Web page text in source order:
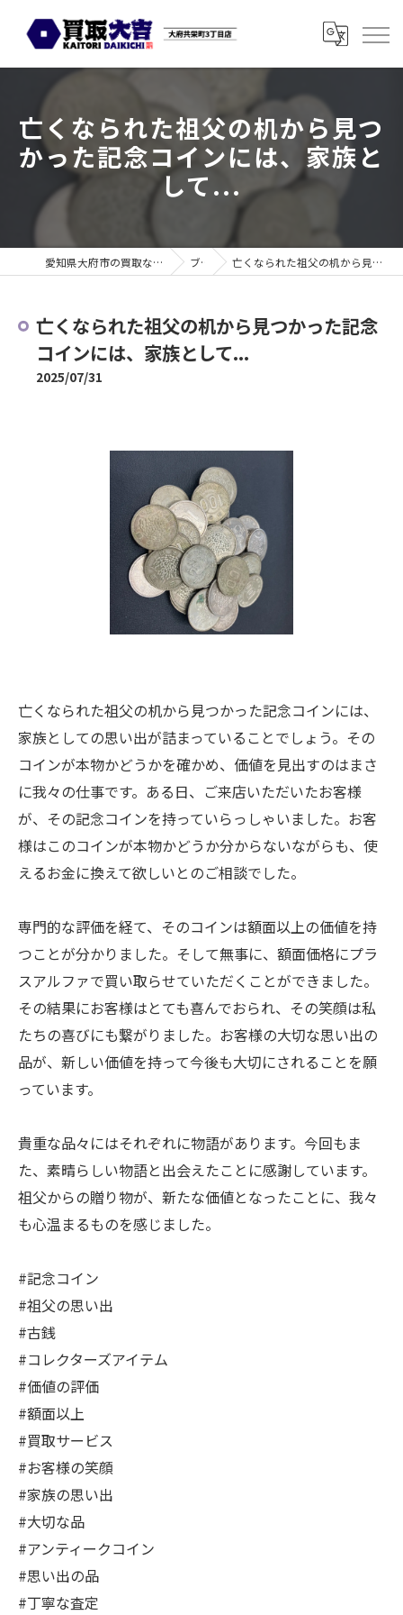
亡くなられた祖父の机から見つ
かった記念コインには、家族と
して...
愛知県大府市の買取なら買取大吉 大府共栄町3丁目店 ブログ 亡くなられた祖父の机から見つかった記念コインには、家族として...
亡くなられた祖父の机から見つかった記念
コインには、家族として...
2025/07/31
亡くなられた祖父の机から見つかった記念コインには、
家族としての思い出が詰まっていることでしょう。その
コインが本物かどうかを確かめ、価値を見出すのはまさ
に我々の仕事です。ある日、ご来店いただいたお客様
が、その記念コインを持っていらっしゃいました。お客
様はこのコインが本物かどうか分からないながらも、使
えるお金に換えて欲しいとのご相談でした。
専門的な評価を経て、そのコインは額面以上の価値を持
つことが分かりました。そして無事に、額面価格にプラ
スアルファで買い取らせていただくことができました。
その結果にお客様はとても喜んでおられ、その笑顔は私
たちの喜びにも繋がりました。お客様の大切な思い出の
品が、新しい価値を持って今後も大切にされることを願
っています。
貴重な品々にはそれぞれに物語があります。今回もま
た、素晴らしい物語と出会えたことに感謝しています。
祖父からの贈り物が、新たな価値となったことに、我々
も心温まるものを感じました。
#記念コイン
#祖父の思い出
#古銭
#コレクターズアイテム
#価値の評価
#額面以上
#買取サービス
#お客様の笑顔
#家族の思い出
#大切な品
#アンティークコイン
#思い出の品
#丁寧な査定